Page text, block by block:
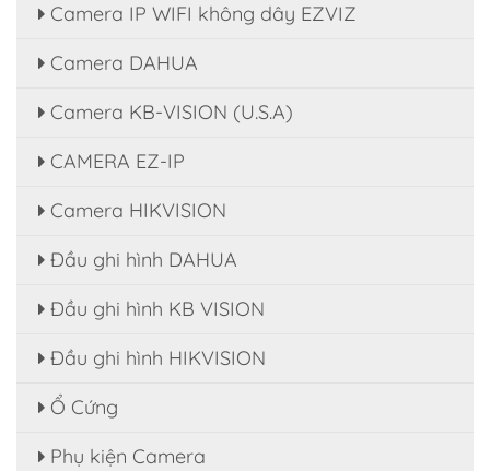
Camera IP WIFI không dây EZVIZ
Camera DAHUA
Camera KB-VISION (U.S.A)
CAMERA EZ-IP
Camera HIKVISION
Đầu ghi hình DAHUA
Đầu ghi hình KB VISION
Đầu ghi hình HIKVISION
Ổ Cứng
Phụ kiện Camera